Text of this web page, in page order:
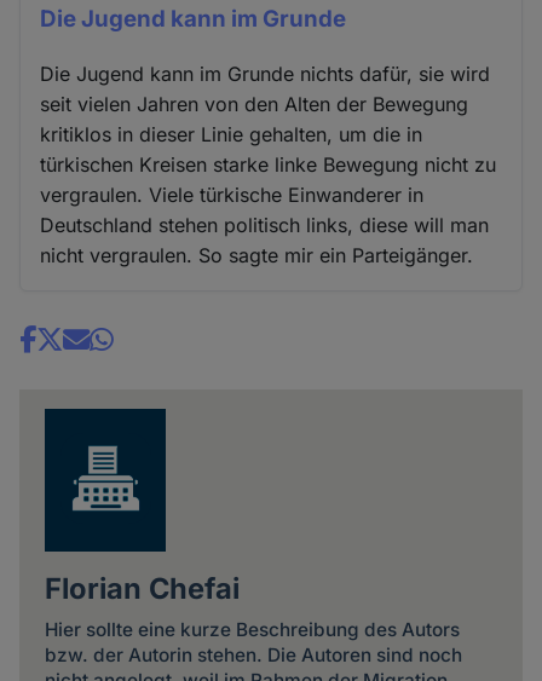
Die Jugend kann im Grunde
Die Jugend kann im Grunde nichts dafür, sie wird
seit vielen Jahren von den Alten der Bewegung
kritiklos in dieser Linie gehalten, um die in
türkischen Kreisen starke linke Bewegung nicht zu
vergraulen. Viele türkische Einwanderer in
Deutschland stehen politisch links, diese will man
nicht vergraulen. So sagte mir ein Parteigänger.
Share
Florian Chefai
Hier sollte eine kurze Beschreibung des Autors
bzw. der Autorin stehen. Die Autoren sind noch